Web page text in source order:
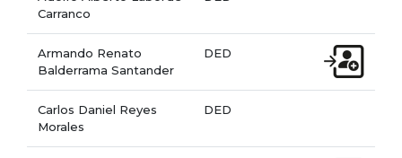
Carranco
Armando Renato
Balderrama Santander
DED
Carlos Daniel Reyes
Morales
DED